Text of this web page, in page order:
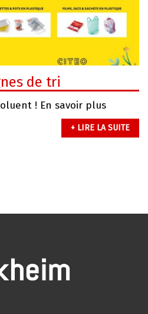
de tri
! En savoir plus
+ LIRE LA SUITE